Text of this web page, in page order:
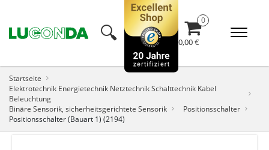
🔍︎ 0,00 €
Startseite
Elektrotechnik Energietechnik Netztechnik Schalttechnik Kabel
Beleuchtung
Binäre Sensorik, sicherheitsgerichtete Sensorik
Positionsschalter
Positionsschalter (Bauart 1) (2194)